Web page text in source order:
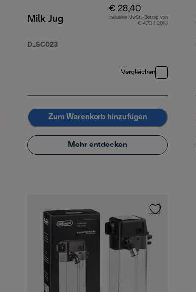
Milk Jug
DLSC023
€ 28,40
Inklusive MwSt.-Betrag von
€ 4,73 ( 20%)
Vergleichen
Zum Warenkorb hinzufügen
Mehr entdecken